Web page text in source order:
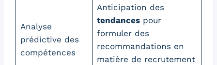
Analyse
prédictive des
compétences
Anticipation des
tendancespour
formuler des
recommandations en
matière de recrutement